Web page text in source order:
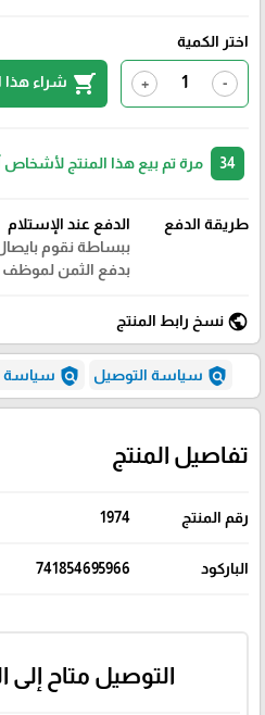
اختر الكمية
-
+
shopping_cart شراء هذا
مرة تم بيع هذا المنتج لأشخاص
طريقة الدفع
الدفع عند الإستلام
ببساطة نقوم
بدفع الثمن لموظف
public نسخ رابط المنتج
policy سياسة التوصيل policy سياسة
تفاصيل المنتج
رقم المنتج 1974
الباركود 741854695966
التوصيل متاح إلى